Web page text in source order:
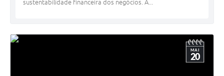
sustentabilidade financeira dos negócios. A...
MAI
20